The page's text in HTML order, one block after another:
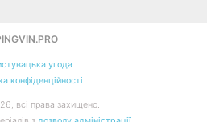
угода
конфіденційності
, всі права захищено.